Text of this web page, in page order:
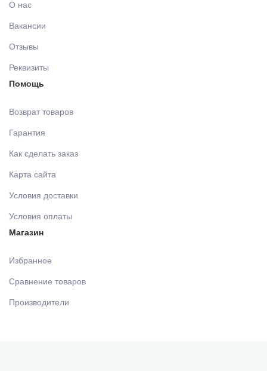
УТИЛИЗАЦИЯ ОТХОДОВ
МАТЕРИАЛЫ ДЛЯ ЛЕЧЕНИЯ СЛИЗИСТОЙ
РЕНТГЕНОВСКИЕ МАТЕРИАЛЫ
МАТЕРИАЛ ДЛЯ ПРОФИЛАКТИКИ
ИМПЛАНТОЛОГИЯ
О нас
Вакансии
Отзывы
Реквизиты
Помощь
Возврат товаров
Гарантия
Как сделать заказ
Карта сайта
Условия доставки
Условия оплаты
Магазин
Избранное
Сравнение товаров
Производители